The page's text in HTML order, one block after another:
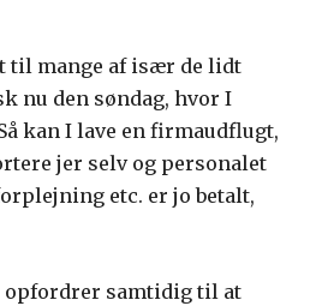
til mange af især de lidt
nu den søndag, hvor I
kan I lave en firmaudflugt,
jer selv og personalet
etc. er jo betalt,
opfordrer samtidig til at